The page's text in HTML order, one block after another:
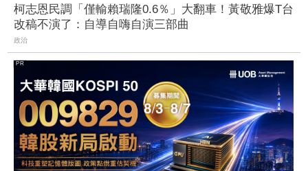
柯志恩民調「僅輸賴瑞隆0.6％」大翻車！黃敬雅爆T台
改稿不演了：自導自嗨自演三部曲
政治